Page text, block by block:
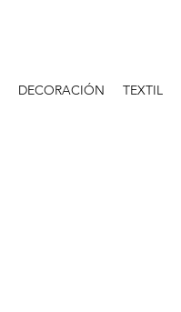
DECORACIÓN TEXTIL